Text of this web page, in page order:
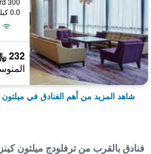
0.0 كيلومتر عن وسط المدينة
232 ﷼
شاهد المزيد من أهم الفنادق في ميلتون
فنادق بالقرب من ترفلودج ميلتون